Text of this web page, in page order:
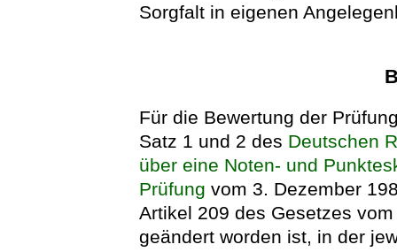
Sorgfalt in eigenen
Für die Bewertung der
Satz 1 und 2 des Deutschen
über eine Noten- und
Prüfung vom 3. Dezember
Artikel 209 des Gesetzes
geändert worden ist, in der